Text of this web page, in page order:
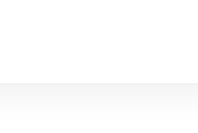
producto